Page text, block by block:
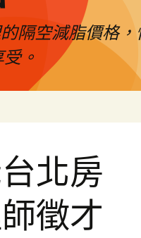
隔空減脂價格
。
北房
徵才